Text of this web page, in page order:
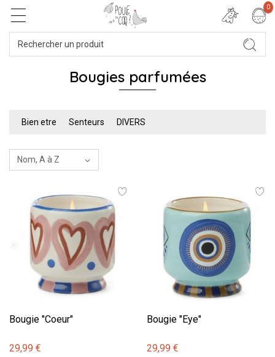
0
Bougies parfumées
Bien etre Senteurs DIVERS
Bougie "Coeur"
29,99 €
Bougie "Eye"
29,99 €